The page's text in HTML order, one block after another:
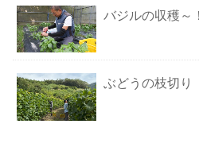
バジルの収穫～
ぶどうの枝切り